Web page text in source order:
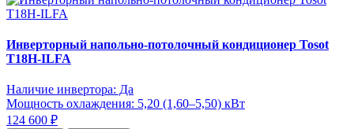
Инверторный напольно-потолочный кондиционер Tosot
T18H-ILFA
Наличие инвертора: Да
Мощность охлаждения: 5,20 (1,60–5,50) кВт
124 600 ₽